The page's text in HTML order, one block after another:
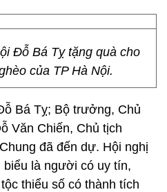
Đỗ Bá Tỵ tặng quà cho
của TP Hà Nội.
Bá Tỵ; Bộ trưởng, Chủ
Văn Chiến, Chủ tịch
đã đến dự. Hội nghị
là người có uy tín,
thiểu số có thành tích